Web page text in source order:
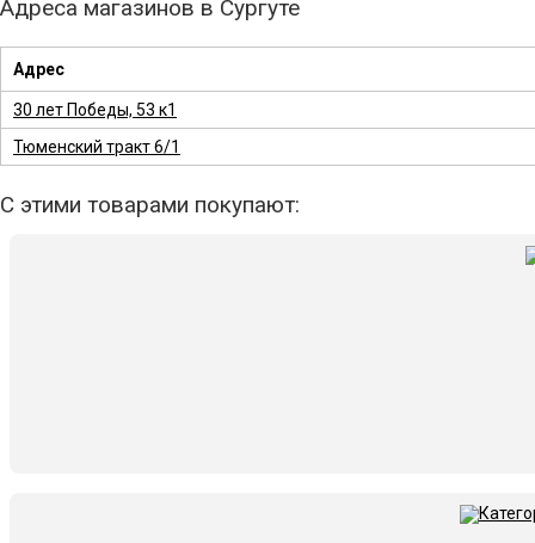
Адреса магазинов в Сургуте
Адрес
30 лет Победы, 53 к1
Тюменский тракт 6/1
С этими товарами покупают: